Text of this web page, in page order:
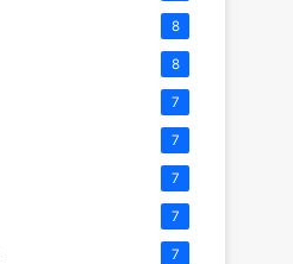
8
8
7
7
7
7
7